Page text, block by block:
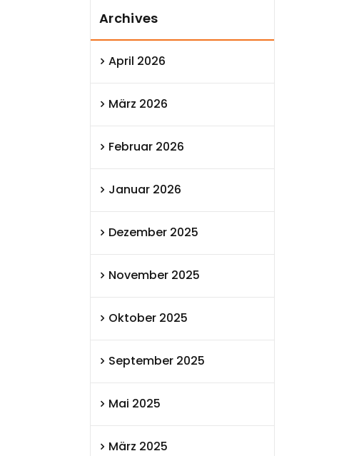
Archives
April 2026
März 2026
Februar 2026
Januar 2026
Dezember 2025
November 2025
Oktober 2025
September 2025
Mai 2025
März 2025